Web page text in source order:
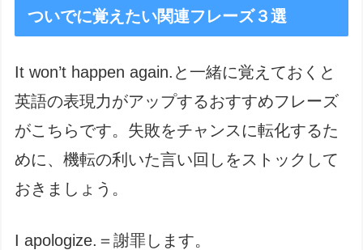
ついでに覚えたい関連フレーズ３選
It won’t happen again.と一緒に覚えておくと
英語の表現力がアップするおすすめフレーズ
がこちらです。失敗をチャンスに転化するた
めに、機転の利いた言い回しをストックして
おきましょう。
I apologize.＝謝罪します。